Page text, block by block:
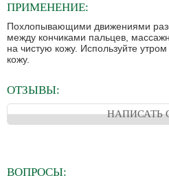
ПРИМЕНЕНИЕ:
Похлопывающими движениями
между кончиками пальцев,
на чистую кожу. Используйте
кожу.
ОТЗЫВЫ:
НАПИСАТЬ
ВОПРОСЫ: